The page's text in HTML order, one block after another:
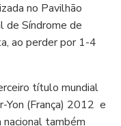
no Pavilhão
de Síndrome de
ao perder por 1-4
título mundial
Yon (França) 2012 e
também